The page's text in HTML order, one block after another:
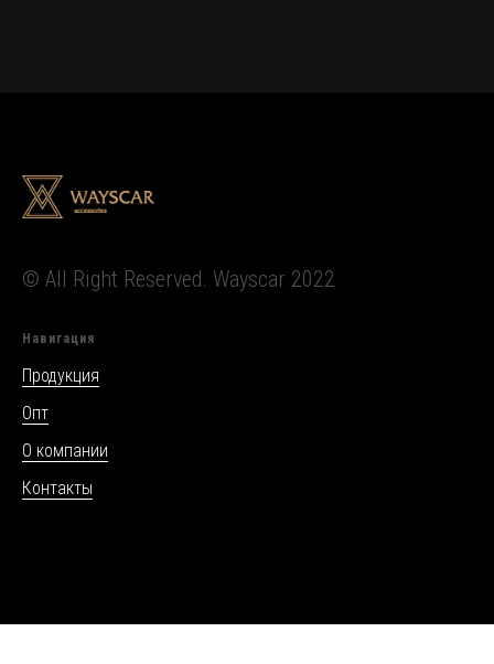
© All Right Reserved. Wayscar 2022
Навигация
Продукция
Опт
О компании
Контакты